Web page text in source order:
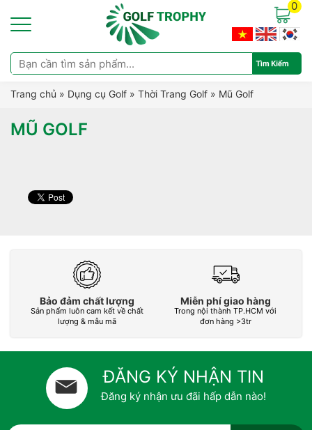
0
Trang chủ » Dụng cụ Golf » Thời Trang Golf » Mũ Golf
MŨ GOLF
Bảo đảm chất lượng
Sản phẩm luôn cam kết về chất
lượng & mẫu mã
Miễn phí giao hàng
Trong nội thành TP.HCM với
đơn hàng >3tr
ĐĂNG KÝ NHẬN TIN
Đăng ký nhận ưu đãi hấp dẫn nào!